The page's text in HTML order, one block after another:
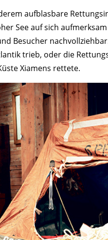
aufblasbare
See auf sich
Besucher
trieb, oder die
Xiamens rettete.